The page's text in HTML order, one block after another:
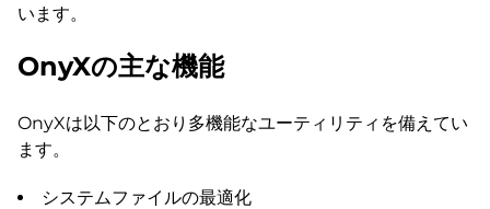
います。
OnyXの主な機能
OnyXは以下のとおり多機能なユーティリティを備えてい
ます。
システムファイルの最適化